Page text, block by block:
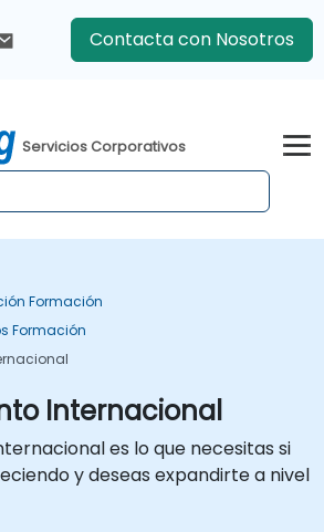
Contacta con Nosotros
Servicios Corporativos
Formación
Formación
Internacional
es lo que necesitas si
y deseas expandirte a nivel